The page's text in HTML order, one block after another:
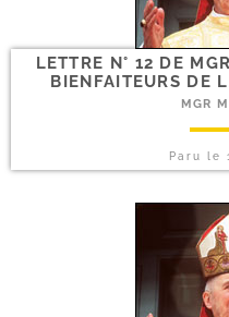
LETTRE N° 12 DE
BIENFAITEURS DE
MGR
Paru le